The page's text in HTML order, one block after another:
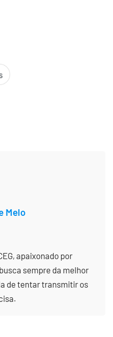
Melo
apaixonado por
sempre da melhor
de tentar transmitir os